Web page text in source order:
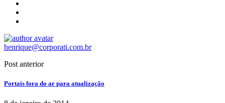
henrique@corporati.com.br
Post anterior
Portais fora do ar para atualização